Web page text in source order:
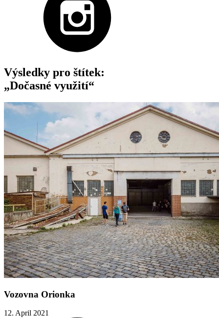
Výsledky pro štítek:
„Dočasné využití“
Vozovna Orionka
12. April 2021